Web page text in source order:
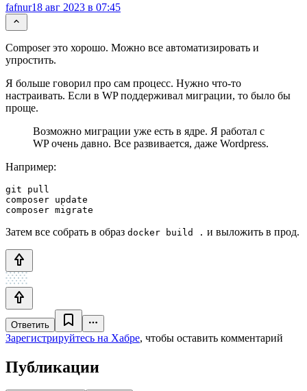
fafnur18 авг 2023 в 07:45
Composer это хорошо. Можно все автоматизировать и
упростить.
Я больше говорил про сам процесс. Нужно что-то
настраивать. Если в WP поддерживал миграции, то было бы
проще.
Возможно миграции уже есть в ядре. Я работал с
WP очень давно. Все развивается, даже Wordpress.
Например:
git pull
composer update
composer migrate
Затем все собрать в образ docker build . и выложить в прод.
Ответить
Зарегистрируйтесь на Хабре, чтобы оставить комментарий
Публикации